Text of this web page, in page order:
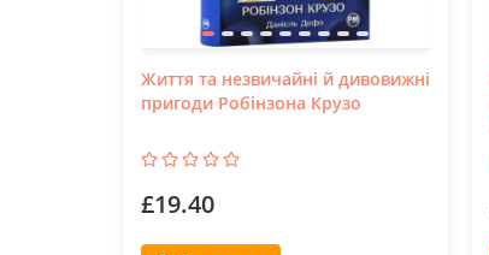
Життя та незвичайні й дивовижні
пригоди Робінзона Крузо
£19.40